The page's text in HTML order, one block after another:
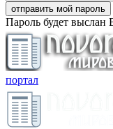
Пароль будет выслан
портал